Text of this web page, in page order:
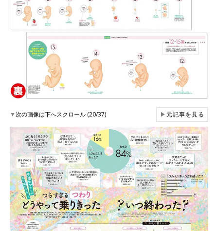
▼次の画像は下へスクロール (20/37) ▶元記事を見る